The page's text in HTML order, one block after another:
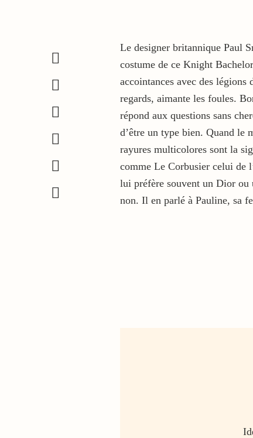
Le designer britannique Paul
costume de ce Knight
accointances avec des légions
regards, aimante les foules.
répond aux questions sans
d’être un type bien. Quand le
rayures multicolores sont la
comme Le Corbusier celui de
lui préfère souvent un Dior
non. Il en parlé à Pauline, sa